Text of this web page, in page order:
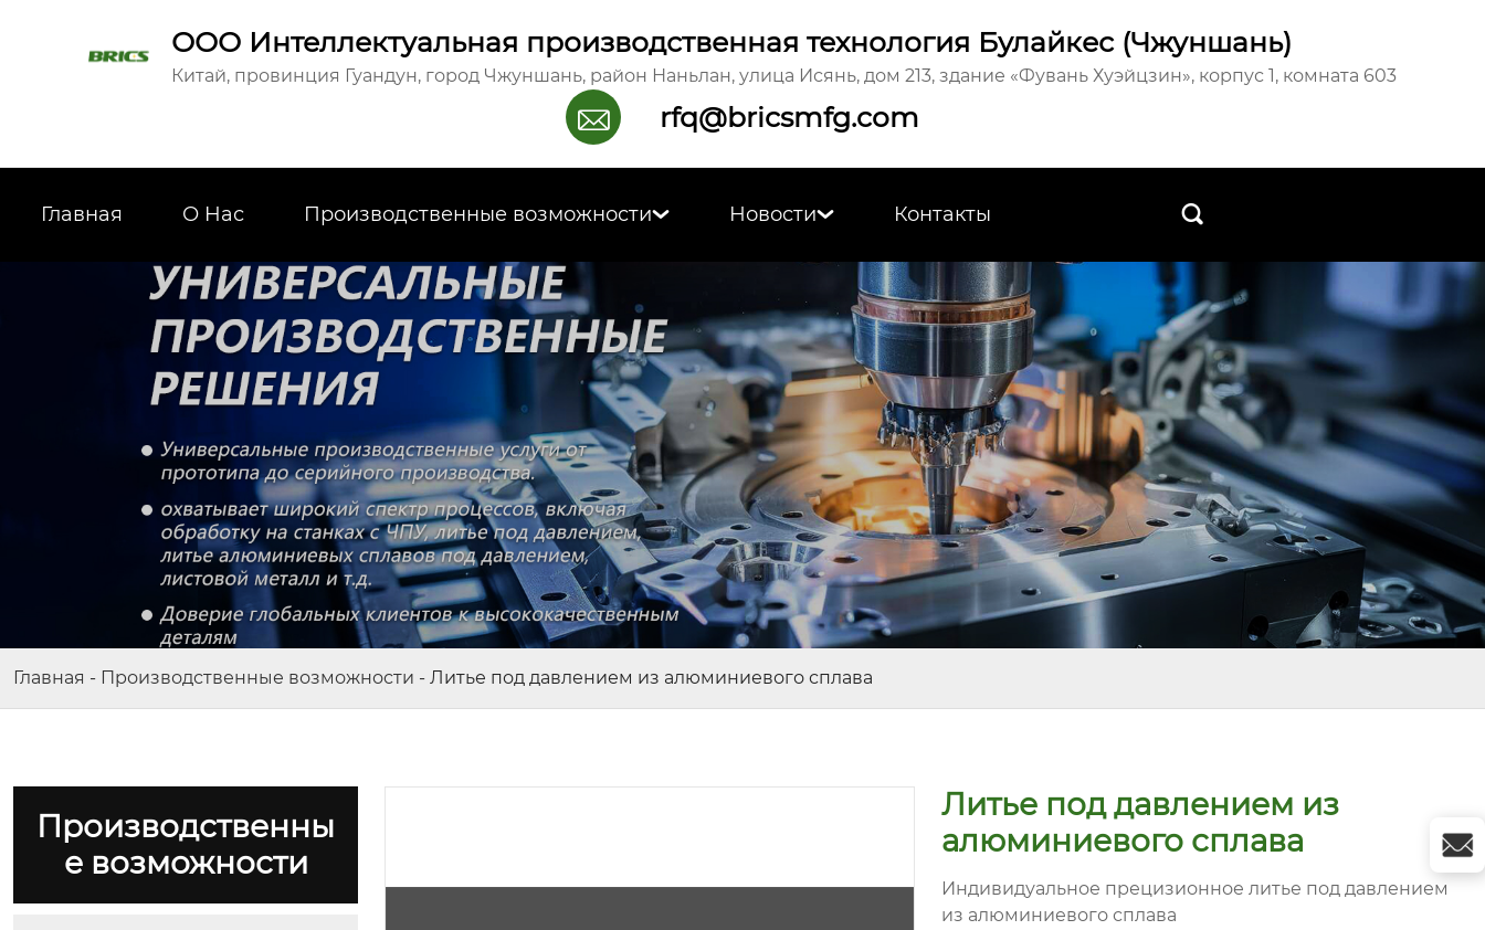
ООО Интеллектуальная производственная технология Булайкес (Чжуншань)
Китай, провинция Гуандун, город Чжуншань, район Наньлан, улица Исянь, дом 213, здание «Фувань Хуэйцзин», корпус 1, комната 603
 rfq@bricsmfg.com
Главная О Hас Производственные возможности Новости Контакты 
Главная - Производственные возможности - Литье под давлением из алюминиевого сплава
Производственны
е возможности
Литье под давлением из
алюминиевого сплава
Индивидуальное прецизионное литье под давлением
из алюминиевого сплава